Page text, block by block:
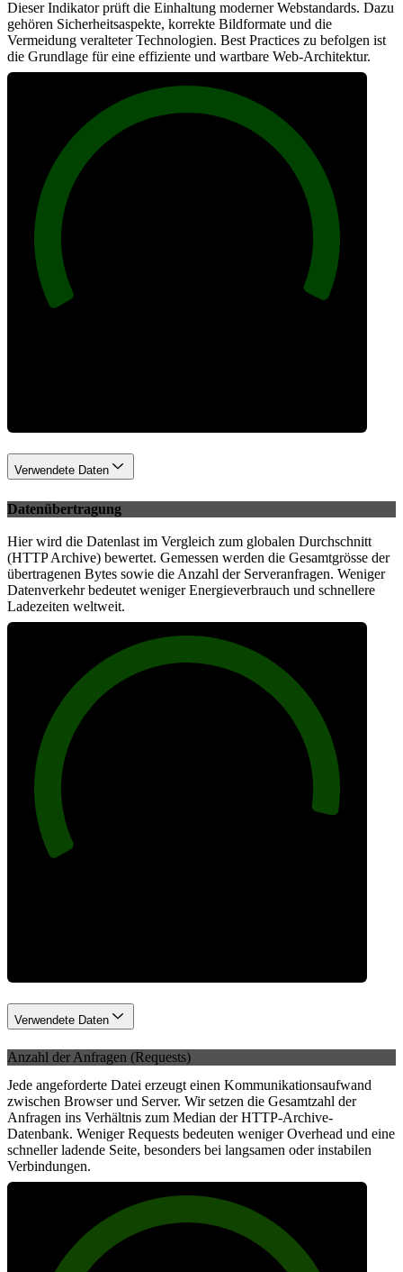
Dieser Indikator prüft die Einhaltung moderner Webstandards. Dazu
gehören Sicherheitsaspekte, korrekte Bildformate und die
Vermeidung veralteter Technologien. Best Practices zu befolgen ist
die Grundlage für eine effiziente und wartbare Web-Architektur.
Verwendete Daten
Datenübertragung
Hier wird die Datenlast im Vergleich zum globalen Durchschnitt
(HTTP Archive) bewertet. Gemessen werden die Gesamtgrösse der
übertragenen Bytes sowie die Anzahl der Serveranfragen. Weniger
Datenverkehr bedeutet weniger Energieverbrauch und schnellere
Ladezeiten weltweit.
Verwendete Daten
Anzahl der Anfragen (Requests)
Jede angeforderte Datei erzeugt einen Kommunikationsaufwand
zwischen Browser und Server. Wir setzen die Gesamtzahl der
Anfragen ins Verhältnis zum Median der HTTP-Archive-
Datenbank. Weniger Requests bedeuten weniger Overhead und eine
schneller ladende Seite, besonders bei langsamen oder instabilen
Verbindungen.